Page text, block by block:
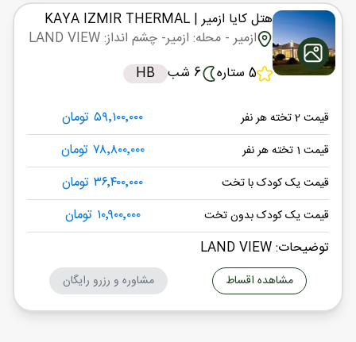
هتل کایا ازمیر| KAYA IZMIR THERMAL
ازمیر- محله: ازمیر- چشم انداز: LAND VIEW
5 ستاره
6 شب HB
قیمت 2 تخته هر نفر ۵۹٬۱۰۰٬۰۰۰ تومان
قیمت 1 تخته هر نفر ۷۸٬۸۰۰٬۰۰۰ تومان
قیمت یک کودک با تخت ۳۶٬۴۰۰٬۰۰۰ تومان
قیمت یک کودک بدون تخت
۱۰٬۹۰۰٬۰۰۰ تومان
توضیحات: LAND VIEW
مشاهده اقساط مشاوره و رزرو رایگان